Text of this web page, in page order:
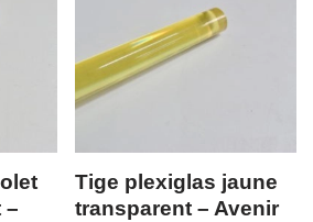
–
Tige plexiglas jaune
transparent – Avenir